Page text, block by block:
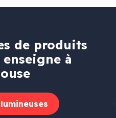
de produits
à